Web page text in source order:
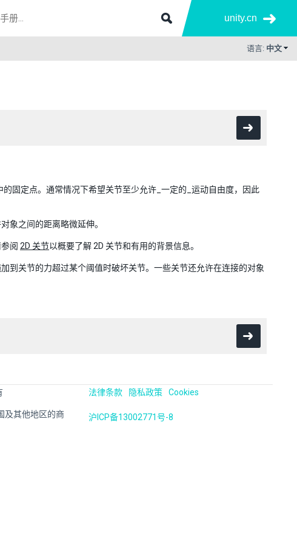
unity.cn
语言: 中文
固定点。通常情况下希望关节至少允许_一定的_运动自由度，因此
象之间的距离略微延伸。
阅 2D 关节以概要了解 2D 关节和有用的背景信息。
到关节的力超过某个阈值时破坏关节。一些关节还允许在连接的对象
及其他地区的商
法律条款 隐私政策 Cookies
沪ICP备13002771号-8